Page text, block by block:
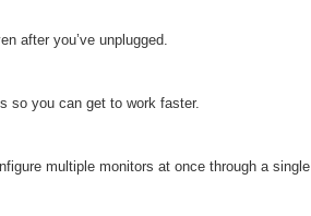
after you’ve unplugged.
so you can get to work faster.
multiple monitors at once through a single